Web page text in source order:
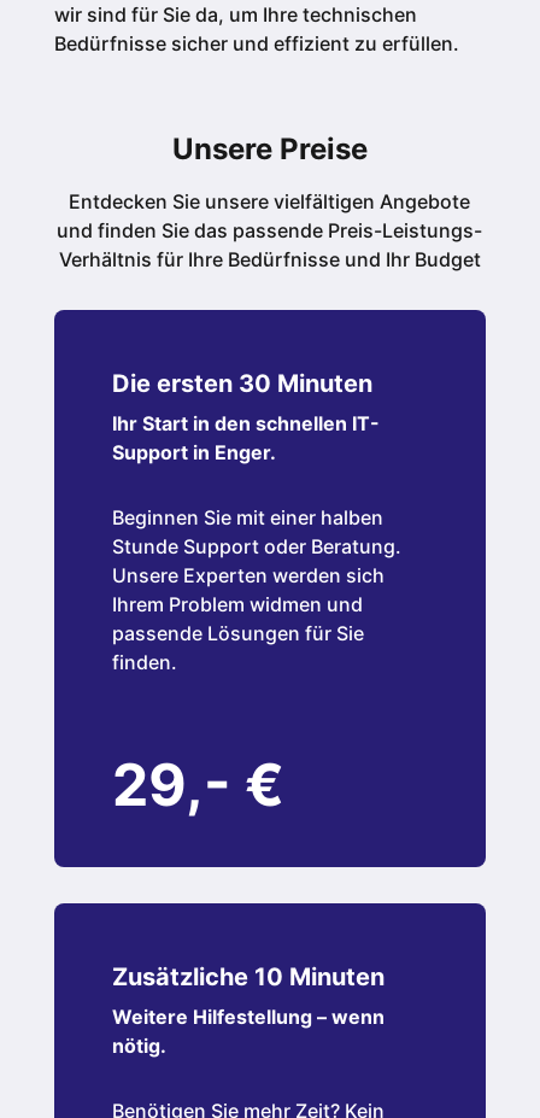
wir sind für Sie da, um Ihre technischen
Bedürfnisse sicher und effizient zu erfüllen.
Unsere Preise
Entdecken Sie unsere vielfältigen Angebote
und finden Sie das passende Preis-Leistungs-
Verhältnis für Ihre Bedürfnisse und Ihr Budget
Die ersten 30 Minuten
Ihr Start in den schnellen IT-
Support in Enger.
Beginnen Sie mit einer halben
Stunde Support oder Beratung.
Unsere Experten werden sich
Ihrem Problem widmen und
passende Lösungen für Sie
finden.
29,- €
Zusätzliche 10 Minuten
Weitere Hilfestellung – wenn
nötig.
Benötigen Sie mehr Zeit? Kein